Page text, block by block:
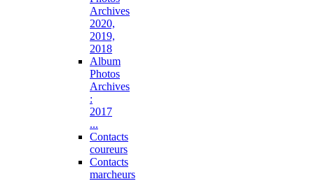
Archives
2020,
2019,
2018
Album
Photos
Archives
:
2017
...
Contacts
coureurs
Contacts
marcheurs